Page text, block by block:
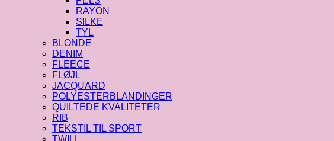
RAYON
SILKE
TYL
BLONDE
DENIM
FLEECE
FLØJL
JACQUARD
POLYESTERBLANDINGER
QUILTEDE KVALITETER
RIB
TEKSTIL TIL SPORT
TWILL